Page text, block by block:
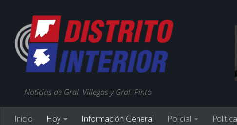
Noticias de Gral. Villegas y Gral. Pinto
Inicio Hoy Información General Policial Política